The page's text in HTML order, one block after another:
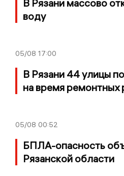
В Рязани массово
воду
05/08 17:00
В Рязани 44 улицы
на время ремонтных
05/08 00:52
БПЛА-опасность
Рязанской области